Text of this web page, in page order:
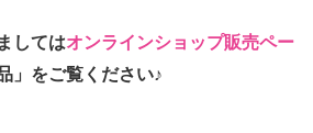
してはオンラインショップ販売ペー
」をご覧ください♪